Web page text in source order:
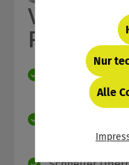
Vorteile
Kostenloser
über
Nur
Alle